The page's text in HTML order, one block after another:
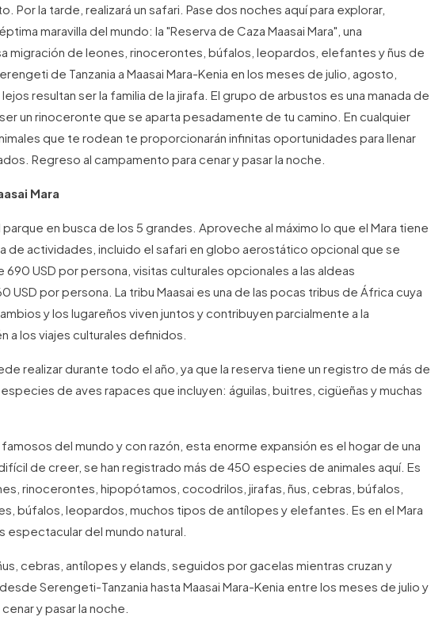
Por la tarde, realizará un safari. Pase dos noches aquí para explorar,
maravilla del mundo: la "Reserva de Caza Maasai Mara", una
migración de leones, rinocerontes, búfalos, leopardos, elefantes y ñus de
de Tanzania a Maasai Mara-Kenia en los meses de julio, agosto,
resultan ser la familia de la jirafa. El grupo de arbustos es una manada de
un rinoceronte que se aparta pesadamente de tu camino. En cualquier
que te rodean te proporcionarán infinitas oportunidades para llenar
Regreso al campamento para cenar y pasar la noche.
Mara
en busca de los 5 grandes. Aproveche al máximo lo que el Mara tiene
de actividades, incluido el safari en globo aerostático opcional que se
USD por persona, visitas culturales opcionales a las aldeas
USD por persona. La tribu Maasai es una de las pocas tribus de África cuya
y los lugareños viven juntos y contribuyen parcialmente a la
a los viajes culturales definidos.
realizar durante todo el año, ya que la reserva tiene un registro de más de
de aves rapaces que incluyen: águilas, buitres, cigüeñas y muchas
del mundo y con razón, esta enorme expansión es el hogar de una
de creer, se han registrado más de 450 especies de animales aquí. Es
rinocerontes, hipopótamos, cocodrilos, jirafas, ñus, cebras, búfalos,
búfalos, leopardos, muchos tipos de antílopes y elefantes. Es en el Mara
del mundo natural.
cebras, antílopes y elands, seguidos por gacelas mientras cruzan y
Serengeti-Tanzania hasta Maasai Mara-Kenia entre los meses de julio y
y pasar la noche.